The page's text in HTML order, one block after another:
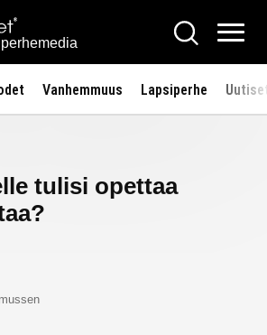
Hae
Vanhemmuus Lapsiperhe
tulisi opettaa